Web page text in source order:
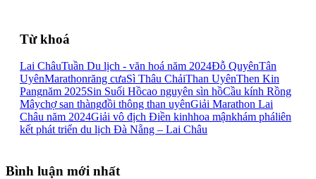
Từ khoá
Lai ChâuTuần Du lịch - văn hoá năm 2024Đỗ QuyênTân
UyênMarathonrăng cưaSì Thâu ChảiThan UyênThen Kin
Pangnăm 2025Sin Suối Hồcao nguyên sìn hồCầu kính Rồng
Mâychợ san thàngđồi thông than uyênGiải Marathon Lai
Châu năm 2024Giải vô địch Điền kinhhoa mậnkhám pháliên
kết phát triển du lịch Đà Nẵng – Lai Châu
Bình luận mới nhất